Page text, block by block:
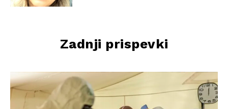
Zadnji prispevki